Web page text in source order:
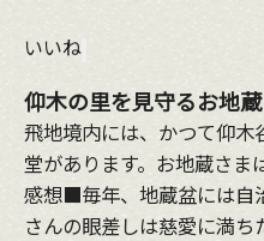
いいね
仰木の里を見守るお地
飛地境内には、かつて仰
堂があります。お地蔵さ
感想■毎年、地蔵盆には自
さんの眼差しは慈愛に満